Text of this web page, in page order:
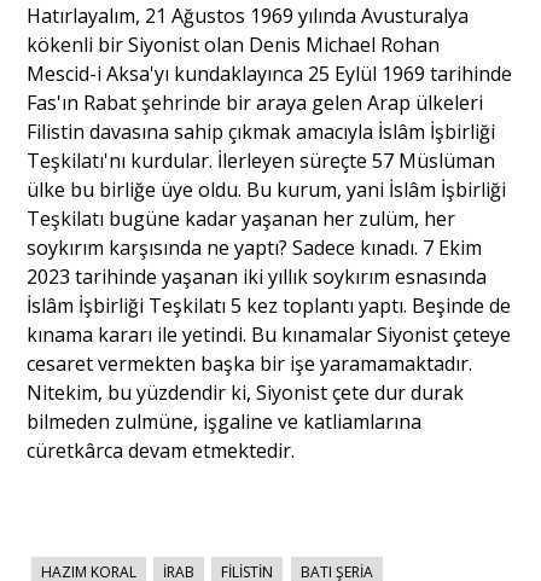
Hatırlayalım, 21 Ağustos 1969 yılında Avusturalya
kökenli bir Siyonist olan Denis Michael Rohan
Mescid-i Aksa'yı kundaklayınca 25 Eylül 1969 tarihinde
Fas'ın Rabat şehrinde bir araya gelen Arap ülkeleri
Filistin davasına sahip çıkmak amacıyla İslâm İşbirliği
Teşkilatı'nı kurdular. İlerleyen süreçte 57 Müslüman
ülke bu birliğe üye oldu. Bu kurum, yani İslâm İşbirliği
Teşkilatı bugüne kadar yaşanan her zulüm, her
soykırım karşısında ne yaptı? Sadece kınadı. 7 Ekim
2023 tarihinde yaşanan iki yıllık soykırım esnasında
İslâm İşbirliği Teşkilatı 5 kez toplantı yaptı. Beşinde de
kınama kararı ile yetindi. Bu kınamalar Siyonist çeteye
cesaret vermekten başka bir işe yaramamaktadır.
Nitekim, bu yüzdendir ki, Siyonist çete dur durak
bilmeden zulmüne, işgaline ve katliamlarına
cüretkârca devam etmektedir.
HAZIM KORAL İRAB FİLİSTİN BATI ŞERİA